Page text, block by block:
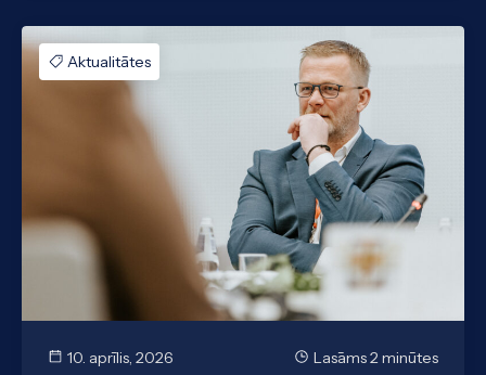
Aktualitātes
10. aprīlis, 2026 Lasāms 2 minūtes